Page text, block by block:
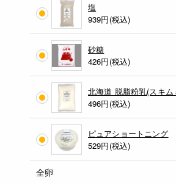
塩
939円(税込)
砂糖
426円(税込)
北海道 脱脂粉乳(スキム
496円(税込)
ピュアショートニング
529円(税込)
全卵